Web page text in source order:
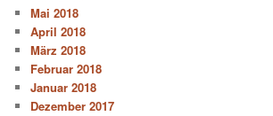
Mai 2018
April 2018
März 2018
Februar 2018
Januar 2018
Dezember 2017